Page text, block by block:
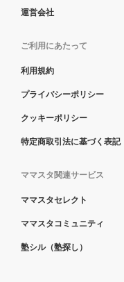
運営会社
ご利用にあたって
利用規約
プライバシーポリシー
クッキーポリシー
特定商取引法に基づく表記
ママスタ関連サービス
ママスタセレクト
ママスタコミュニティ
塾シル（塾探し）